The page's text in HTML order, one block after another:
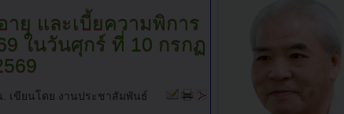
ายุ และเบี้ยความพิการ
ในวันศุกร์ ที่ 10 กรกฏ
เขียนโดย งานประชาสัมพันธ์